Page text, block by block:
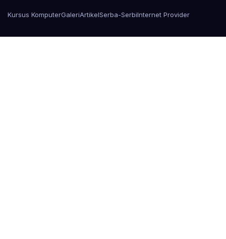
Kursus KomputerGaleriArtikelSerba-SerbiInternet Provider